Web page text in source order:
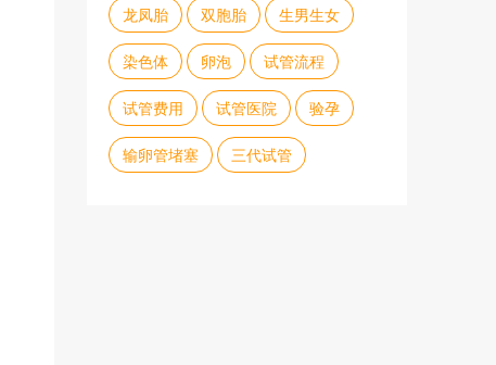
龙凤胎 双胞胎 生男生女
染色体 卵泡 试管流程
试管费用 试管医院 验孕
输卵管堵塞 三代试管